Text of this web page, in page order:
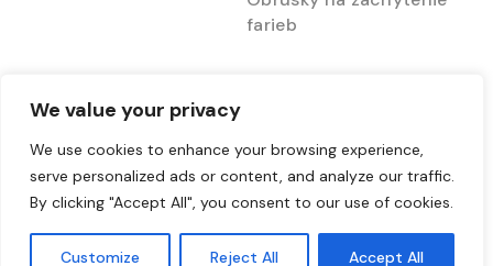
We value your privacy
We use cookies to enhance your browsing experience,
serve personalized ads or content, and analyze our traffic.
By clicking "Accept All", you consent to our use of cookies.
Customize Reject All Accept All
farieb
Rodina Bonux 3v1
Bonux Smart
Krajina úsmevov!
Obchodné podmienky
Ochrana osobných
údajov
Zásady používania